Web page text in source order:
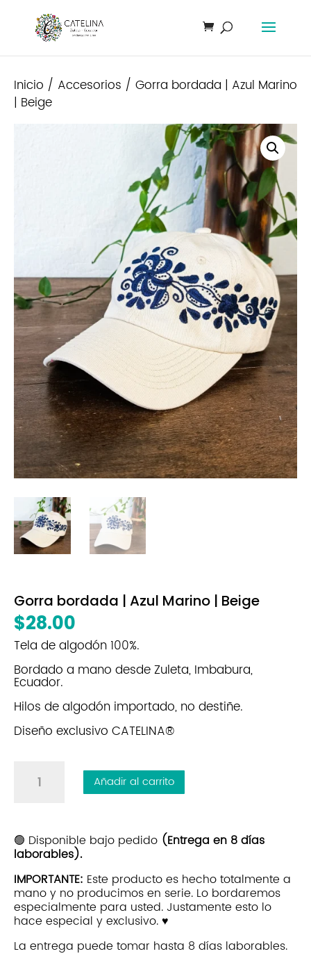
Inicio / Accesorios / Gorra bordada | Azul Marino
| Beige
Gorra bordada | Azul Marino | Beige
$28.00
Tela de algodón 100%.
Bordado a mano desde Zuleta, Imbabura,
Ecuador.
Hilos de algodón importado, no destiñe.
Diseño exclusivo CATELINA®
bordada
Marino
|
Beige
cantidad
Añadir al carrito
🟢 Disponible bajo pedido (Entrega en 8 días
laborables).
IMPORTANTE: Este producto es hecho totalmente a
mano y no producimos en serie. Lo bordaremos
especialmente para usted. Justamente esto lo
hace especial y exclusivo. ♥
La entrega puede tomar hasta 8 días laborables.